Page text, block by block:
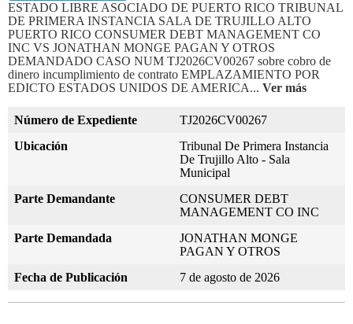
ESTADO LIBRE ASOCIADO DE PUERTO RICO TRIBUNAL
DE PRIMERA INSTANCIA SALA DE TRUJILLO ALTO
PUERTO RICO CONSUMER DEBT MANAGEMENT CO
INC VS JONATHAN MONGE PAGAN Y OTROS
DEMANDADO CASO NUM TJ2026CV00267 sobre cobro de
dinero incumplimiento de contrato EMPLAZAMIENTO POR
EDICTO ESTADOS UNIDOS DE AMERICA... Ver más
Número de Expediente
TJ2026CV00267
Ubicación
Tribunal De Primera Instancia
De Trujillo Alto - Sala
Municipal
Parte Demandante
CONSUMER DEBT
MANAGEMENT CO INC
Parte Demandada
JONATHAN MONGE
PAGAN Y OTROS
Fecha de Publicación
7 de agosto de 2026